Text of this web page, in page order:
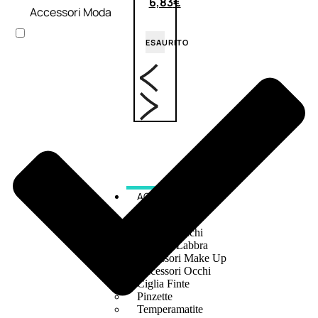
ESAURITO
ACCESSORI
Pennelli Occhi
Pennelli Labbra
Accessori Make Up
Accessori Occhi
Ciglia Finte
Pinzette
Temperamatite
Accessori Moda